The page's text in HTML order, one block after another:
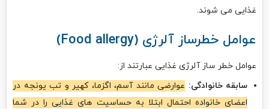
غذایی می ‌شوند.
عوامل خطرساز آلرژی (Food allergy)
عوامل خطر ساز آلرژی غذایی عبارتند از:
سابقه خانوادگی: عوارضی مانند آسم، اگزما، کهیر و تب یونجه در
اعضای خانواده احتمال ابتلا به حساسیت ‌های غذایی را در شما